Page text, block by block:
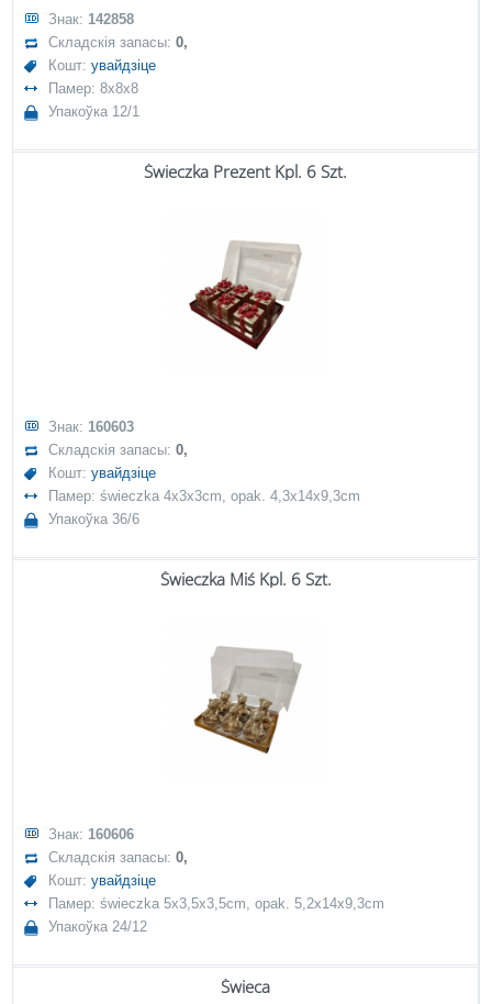
Знак: 142858
Складскія запасы:0,
Кошт:увайдзіце
Памер: 8x8x8
Упакоўка 12/1
Świeczka Prezent Kpl. 6 Szt.
Знак: 160603
Складскія запасы:0,
Кошт:увайдзіце
Памер: świeczka 4x3x3cm, opak. 4,3x14x9,3cm
Упакоўка 36/6
Świeczka Miś Kpl. 6 Szt.
Знак: 160606
Складскія запасы:0,
Кошт:увайдзіце
Памер: świeczka 5x3,5x3,5cm, opak. 5,2x14x9,3cm
Упакоўка 24/12
Świeca